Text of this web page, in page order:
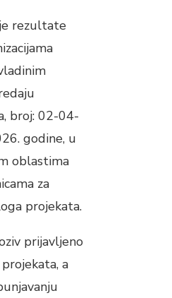
rezultate
broj: 02-04-
godine, u
oblastima
za
projekata.
prijavljeno
a